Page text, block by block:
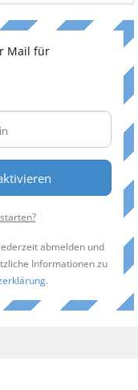
Mail für
abmelden und
Informationen zu
.